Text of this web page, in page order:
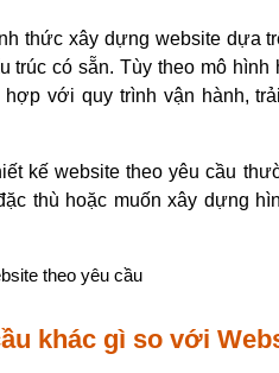
thức xây dựng website dựa
trúc có sẵn. Tùy theo mô
với quy trình vận hành,
kế website theo yêu cầu
thù hoặc muốn xây dựng
khác gì so với